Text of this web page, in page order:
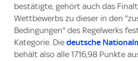
bestätigte, gehört auch das
Wettbewerbs zu dieser in den
Bedingungen" des Regelwerks
Kategorie. Die deutsche
behält also alle 1716,98 Punkte